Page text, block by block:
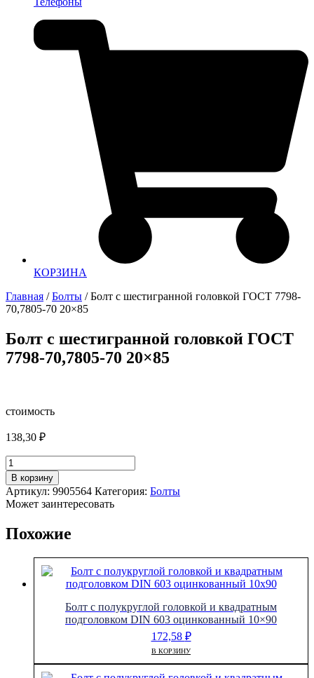
КОРЗИНА
Главная /Болты / Болт с шестигранной головкой ГОСТ 7798-
70,7805-70 20×85
Болт с шестигранной головкой ГОСТ
7798-70,7805-70 20×85
стоимость
138,30 ₽
Количество
товара
Болт
с
шестигранной
ГОСТ
70,7805-
20x85
В корзину
Артикул: 9905564 Категория: Болты
Может заинтересовать
Похожие
Болт с полукруглой головкой и квадратным
подголовком DIN 603 оцинкованный 10×90
172,58 ₽
В КОРЗИНУ